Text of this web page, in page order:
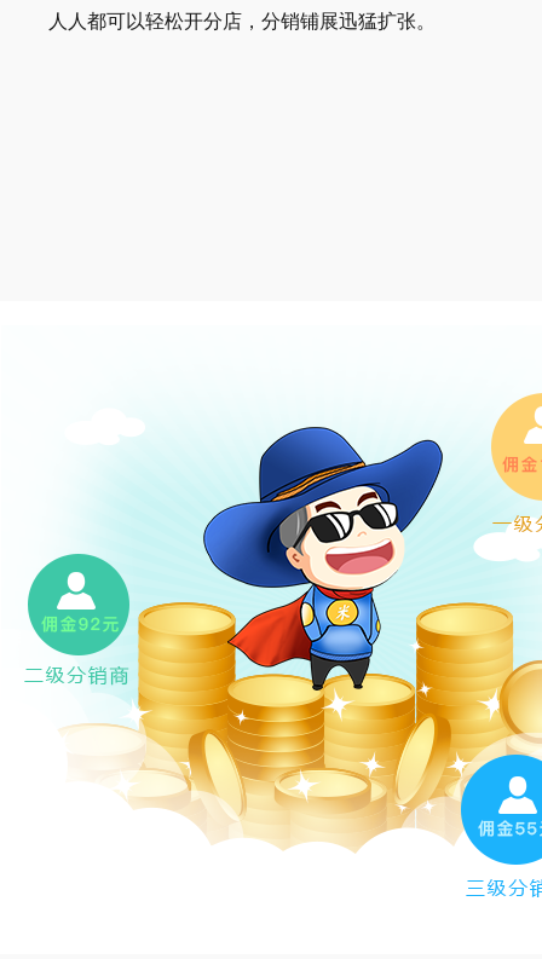
人人都可以轻松开分店，分销铺展迅猛扩张。